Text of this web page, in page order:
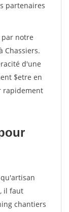
partenaires
par notre
Chassiers.
d'une
$etre en
rapidement
il faut
chantiers